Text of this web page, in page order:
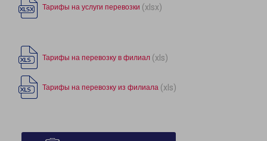
Тарифы на услуги перевозки (xlsx)
Тарифы на перевозку в филиал (xls)
Тарифы на перевозку из филиала (xls)